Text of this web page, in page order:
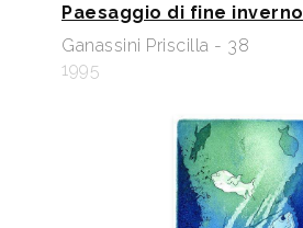
Paesaggio di fine inverno
Ganassini Priscilla - 38
1995